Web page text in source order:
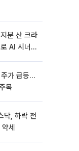
분 산 크라
AI 시너지
가 급등…
목
닥, 하락 전
세